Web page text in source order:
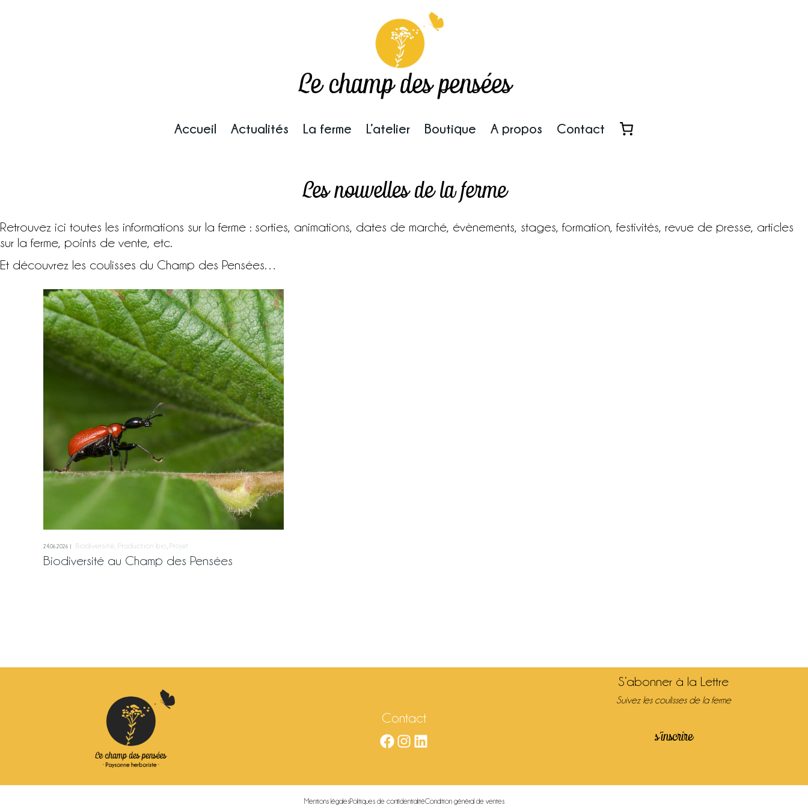
Le champ des pensées
Accueil Actualités La ferme L’atelier Boutique A propos Contact
Les nouvelles de la ferme
Retrouvez ici toutes les informations sur la ferme : sorties, animations, dates de marché, évènements, stages, formation, festivités, revue de presse, articles
sur la ferme, points de vente, etc.
Et découvrez les coulisses du Champ des Pensées…
24.06.2026 Biodiversité Production bio Projet
Biodiversité au Champ des Pensées
Contact
Instagram
S’abonner à la Lettre
Suivez les coulisses de la ferme
s’inscrire
Mentions légalesPolitiques de confidentialitéCondition général de ventes
La ferme
Marchés & points de vente
La distillerie
Labels & démarches
L’atelier
A propos
Contact
Mon Panier